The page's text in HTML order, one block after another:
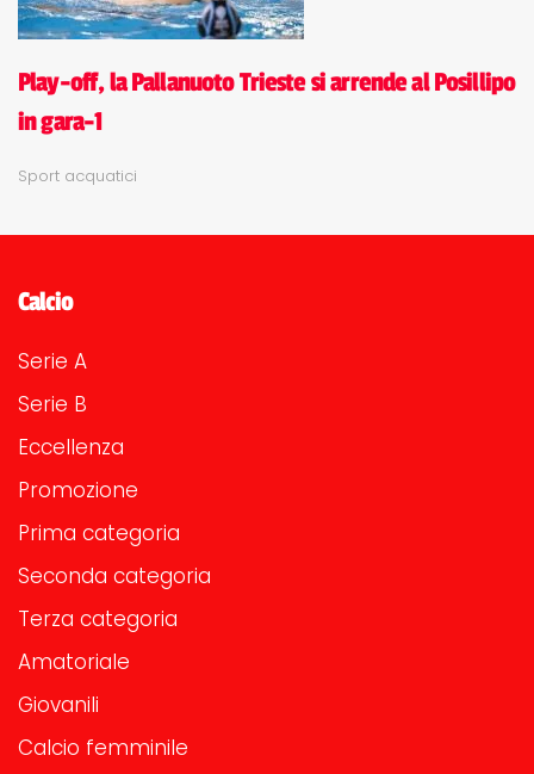
Play-off, la Pallanuoto Trieste si arrende al Posillipo
in gara-1
Sport acquatici
Calcio
Serie A
Serie B
Eccellenza
Promozione
Prima categoria
Seconda categoria
Terza categoria
Amatoriale
Giovanili
Calcio femminile